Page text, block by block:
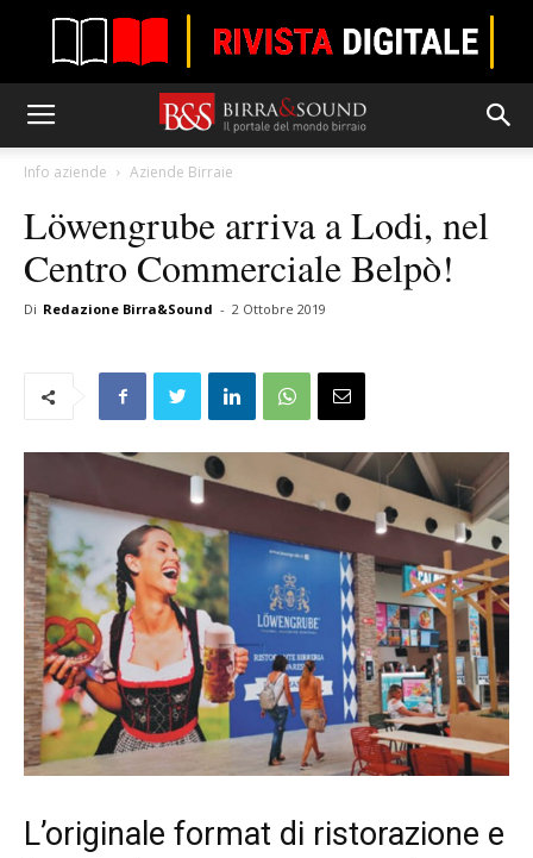
Info aziende Aziende Birraie
Löwengrube arriva a Lodi, nel
Centro Commerciale Belpò!
Di Redazione Birra&Sound - 2 Ottobre 2019
L’originale format di ristorazione e